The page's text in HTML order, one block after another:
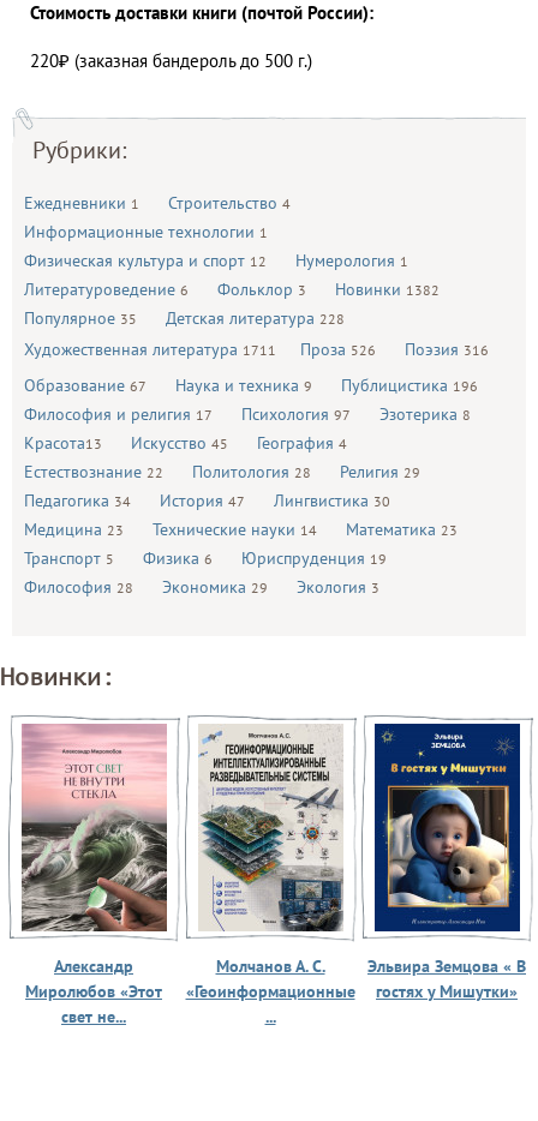
Рубрики:
Ежедневники 1 Строительство 4
Информационные технологии 1
Физическая культура и спорт 12 Нумерология 1
Литературоведение 6 Фольклор 3 Новинки 1382
Популярное 35 Детская литература 228
Художественная литература 1711 Проза 526 Поэзия 316
Образование 67 Наука и техника 9 Публицистика 196
Философия и религия 17 Психология 97 Эзотерика 8
Красота13 Искусство 45 География 4
Естествознание 22 Политология 28 Религия 29
Педагогика 34 История 47 Лингвистика 30
Медицина 23 Технические науки 14 Математика 23
Транспорт 5 Физика 6 Юриспруденция 19
Философия 28 Экономика 29 Экология 3
Стоимость доставки книги (почтой России):
220₽ (заказная бандероль до 500 г.)
Новинки:
Александр
Миролюбов «Этот
свет не...
Молчанов А. С.
«Геоинформационные
...
Эльвира Земцова « В
гостях у Мишутки»